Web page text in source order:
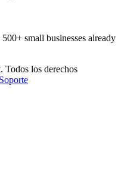
small businesses already
los derechos
Soporte